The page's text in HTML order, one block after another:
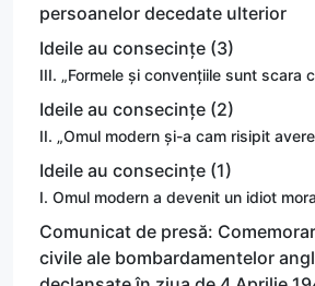
persoanelor decedate ulterior
Ideile au consecințe (3)
III. „Formele și convențiile sunt scara
Ideile au consecințe (2)
II. „Omul modern și-a cam risipit
Ideile au consecințe (1)
I. Omul modern a devenit un idiot
Comunicat de presă:
civile ale bombardamentelor